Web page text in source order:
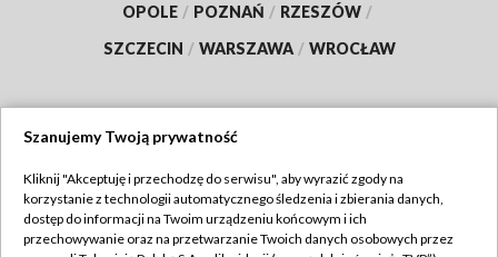
OPOLE / POZNAŃ / RZESZÓW /
SZCZECIN / WARSZAWA / WROCŁAW
TVP
Abonament TVP
Regulamin TVP
Szanujemy Twoją prywatność
Kliknij "Akceptuję i przechodzę do serwisu", aby wyrazić zgody na
korzystanie z technologii automatycznego śledzenia i zbierania danych,
dostęp do informacji na Twoim urządzeniu końcowym i ich
przechowywanie oraz na przetwarzanie Twoich danych osobowych przez